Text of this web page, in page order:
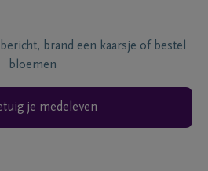
brand een kaarsje of bestel
bloemen
je medeleven